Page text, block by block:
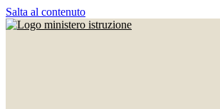
Salta al contenuto